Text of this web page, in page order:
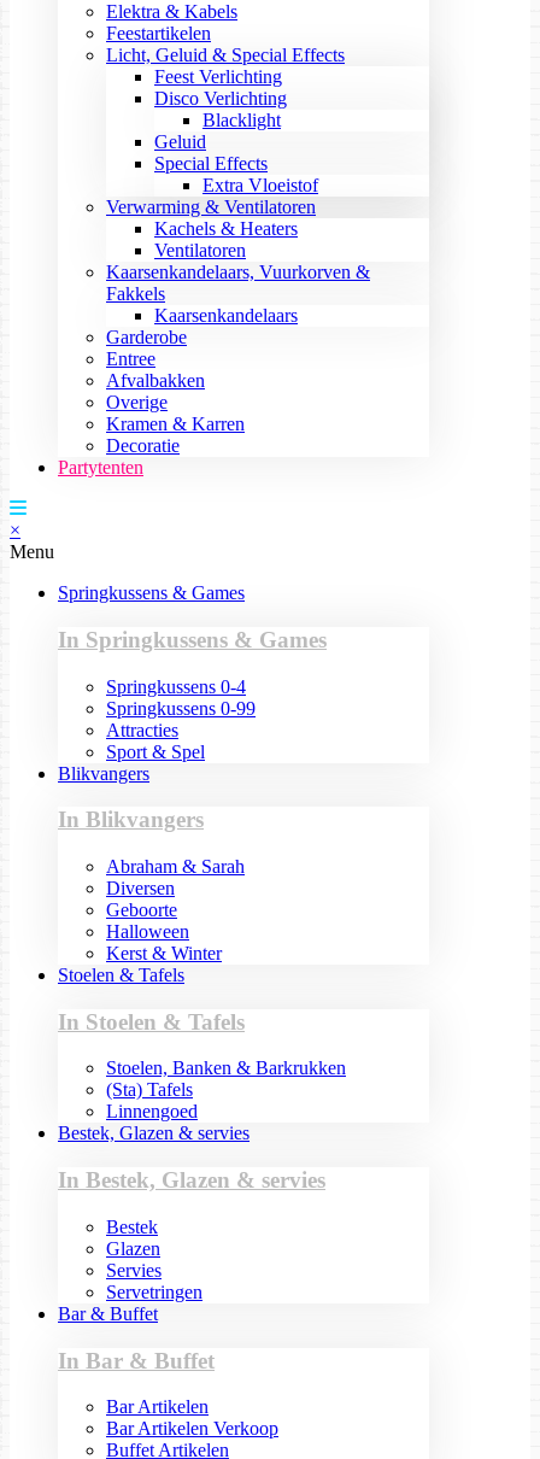
Elektra & Kabels
Feestartikelen
Licht, Geluid & Special Effects
Feest Verlichting
Disco Verlichting
Blacklight
Geluid
Special Effects
Extra Vloeistof
Verwarming & Ventilatoren
Kachels & Heaters
Ventilatoren
Kaarsenkandelaars, Vuurkorven &
Fakkels
Kaarsenkandelaars
Garderobe
Entree
Afvalbakken
Overige
Kramen & Karren
Decoratie
Partytenten
×
Menu
Springkussens & Games
In Springkussens & Games
Springkussens 0-4
Springkussens 0-99
Attracties
Sport & Spel
Blikvangers
In Blikvangers
Abraham & Sarah
Diversen
Geboorte
Halloween
Kerst & Winter
Stoelen & Tafels
In Stoelen & Tafels
Stoelen, Banken & Barkrukken
(Sta) Tafels
Linnengoed
Bestek, Glazen & servies
In Bestek, Glazen & servies
Bestek
Glazen
Servies
Servetringen
Bar & Buffet
In Bar & Buffet
Bar Artikelen
Bar Artikelen Verkoop
Buffet Artikelen